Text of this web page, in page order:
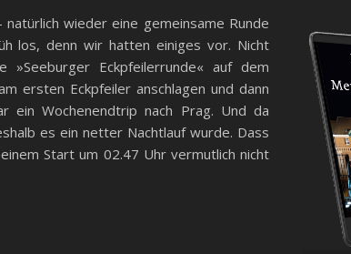
wieder eine gemeinsame Runde
los, denn wir hatten einiges vor. Nicht
»Seeburger Eckpfeilerrunde« auf dem
ersten Eckpfeiler anschlagen und dann
ein Wochenendtrip nach Prag. Und da
es ein netter Nachtlauf wurde. Dass
Start um 02.47 Uhr vermutlich nicht